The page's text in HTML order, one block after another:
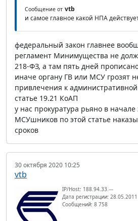
Сообщение от vtb
и самое главное какой НПА
федеральный закон главнее
регламент Минимущества не
218-ФЗ, а там пять дней
иначе органу ГВ или МСУ грозят
привлечения к
статье 19.21 КоАП
у нас прокуратура рьяно в начале
МСУшников по этой статье
сроков
30 октября 2020 10:25
vtb
IP/Host: 188.94.33.---
Дата регистрации: 28.05.2011
Сообщений: 8 758